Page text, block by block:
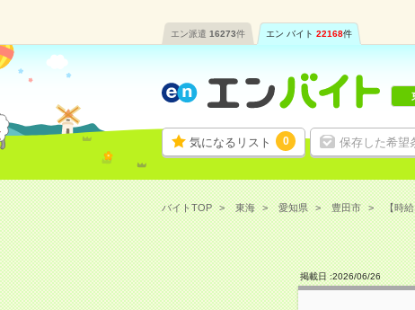
エン派遣 16273件 エン バイト 22168件
気になるリスト 0 保存した希望
バイトTOP 東海 愛知県 豊田市 【時
掲載日 :2026/06/26